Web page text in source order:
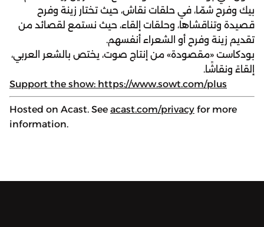
بيك وفرح شمّا، في حلقات نقاش، حيث تختار زينة وفرح
قصيدة وتناقشاها، وحلقات إلقاء، حيث نستمع لقصائد من
تقديم زينة وفرح أو الشعراء أنفسهم.
بودكاست «مقصودة» من إنتاج صوت، يختص بالشعر العربي،
إلقاءً ونقاشًا.
Support the show: https://www.sowt.com/plus
Hosted on Acast. See acast.com/privacy for more
information.